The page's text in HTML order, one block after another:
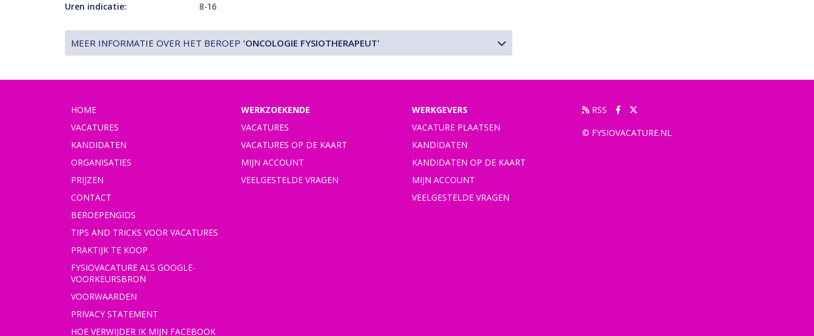
Uren indicatie:
8-16
MEER INFORMATIE OVER HET BEROEP 'ONCOLOGIE FYSIOTHERAPEUT'
HOME
VACATURES
KANDIDATEN
ORGANISATIES
PRIJZEN
CONTACT
BEROEPENGIDS
TIPS AND TRICKS VOOR VACATURES
PRAKTIJK TE KOOP
FYSIOVACATURE ALS GOOGLE-
VOORKEURSBRON
VOORWAARDEN
PRIVACY STATEMENT
HOE VERWIJDER IK MIJN FACEBOOK
WERKZOEKENDE
VACATURES
VACATURES OP DE KAART
MIJN ACCOUNT
VEELGESTELDE VRAGEN
WERKGEVERS
VACATURE PLAATSEN
KANDIDATEN
KANDIDATEN OP DE KAART
MIJN ACCOUNT
VEELGESTELDE VRAGEN
RSS
© FYSIOVACATURE.NL